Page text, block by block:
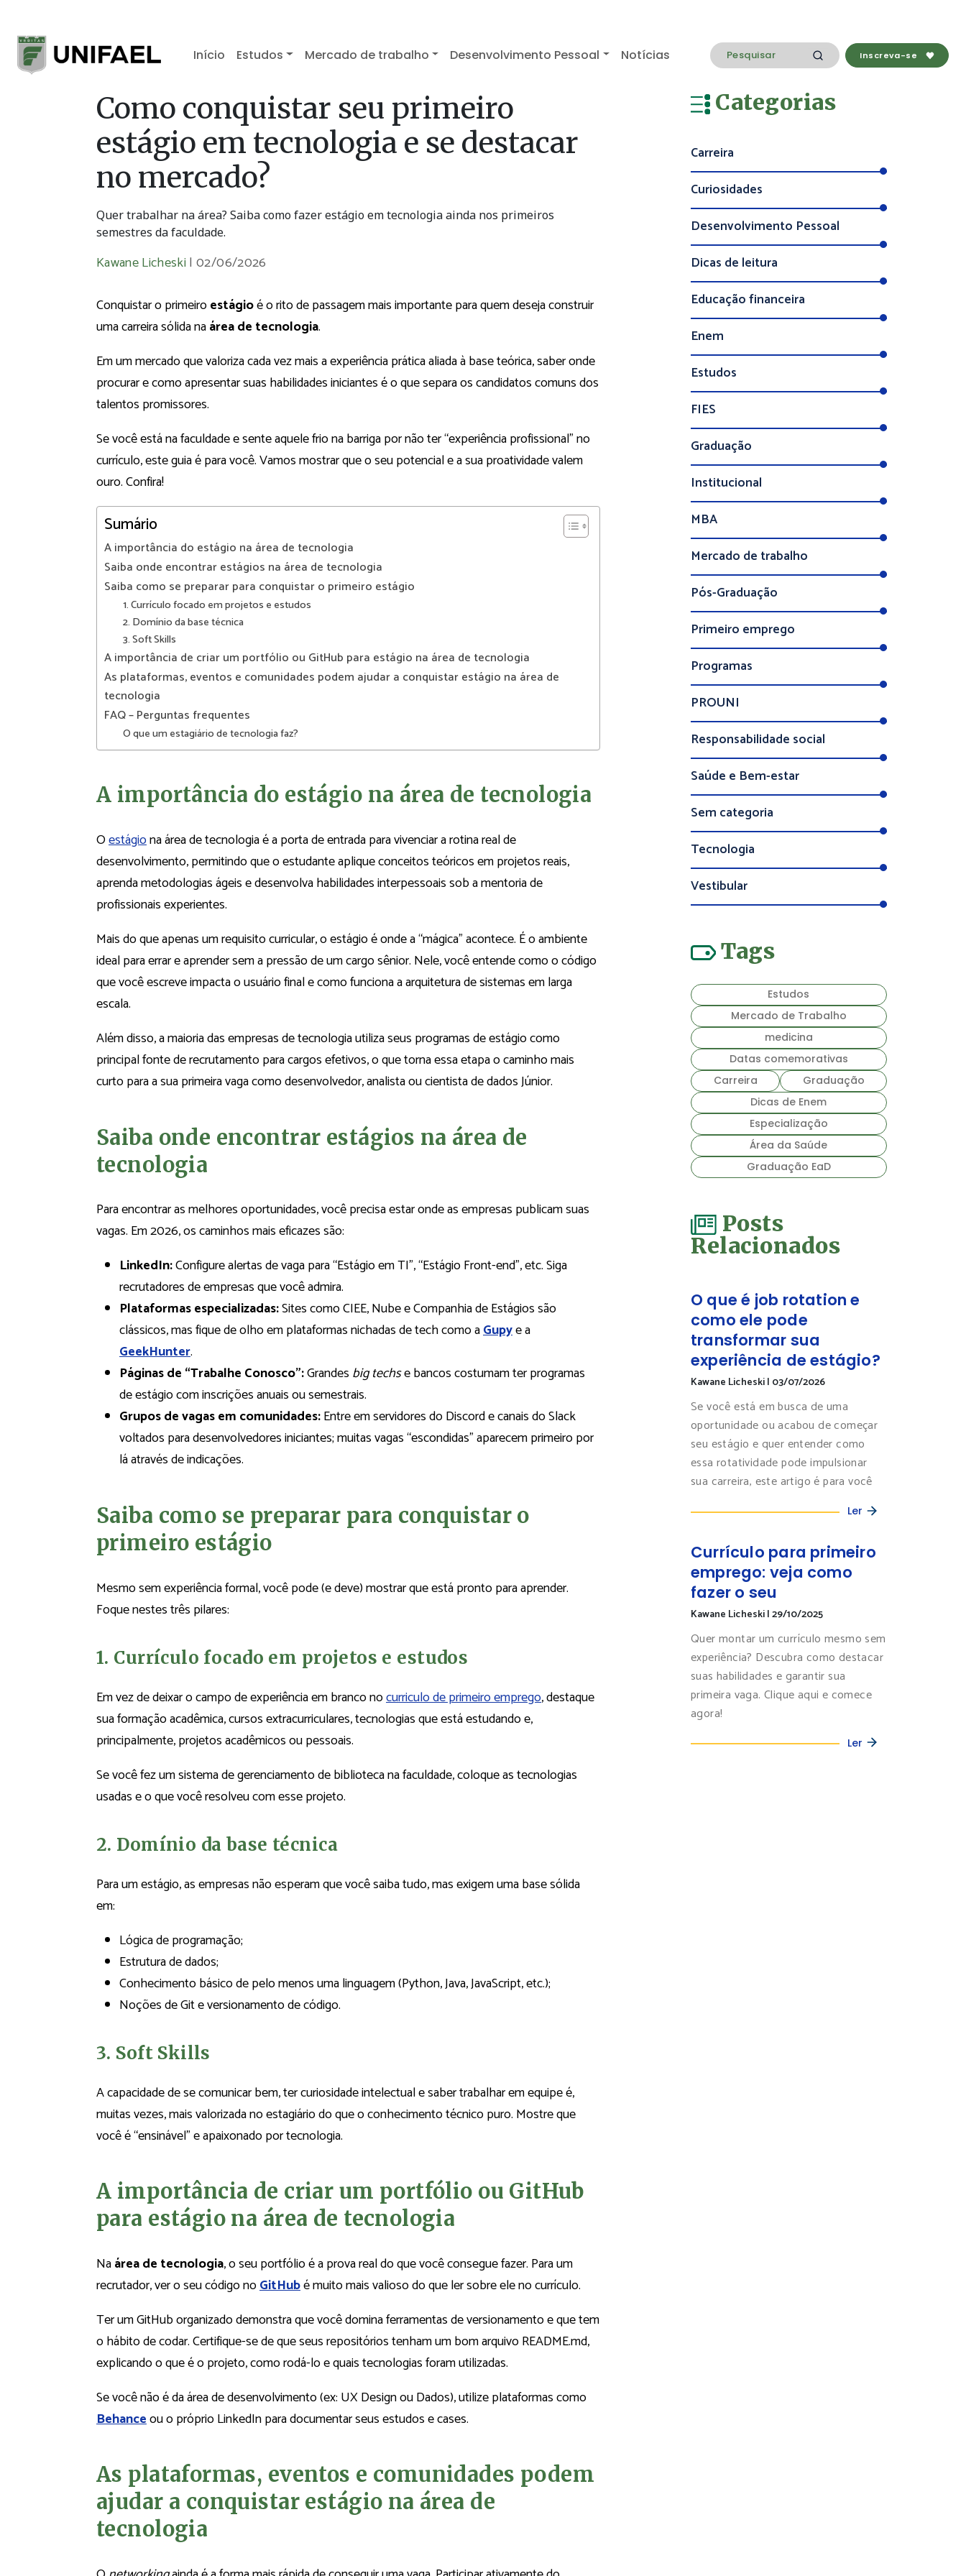
Início Estudos Mercado de trabalho Desenvolvimento Pessoal Notícias Inscreva-se
Como conquistar seu primeiro
estágio em tecnologia e se destacar
no mercado?
Quer trabalhar na área? Saiba como fazer estágio em tecnologia ainda nos primeiros
semestres da faculdade.
Kawane Licheski |02/06/2026
Conquistar o primeiroestágioé o rito de passagem mais importante para quem deseja construir
uma carreira sólida naárea de tecnologia.
Em um mercado que valoriza cada vez mais a experiência prática aliada à base teórica, saber onde
procurar e como apresentar suas habilidades iniciantes é o que separa os candidatos comuns dos
talentos promissores.
Se você está na faculdade e sente aquele frio na barriga por não ter “experiência profissional” no
currículo, este guia é para você. Vamos mostrar que o seu potencial e a sua proatividade valem
ouro. Confira!
Sumário
A importância do estágio na área de tecnologia
Saiba onde encontrar estágios na área de tecnologia
Saiba como se preparar para conquistar o primeiro estágio
1. Currículo focado em projetos e estudos
2. Domínio da base técnica
3. Soft Skills
A importância de criar um portfólio ou GitHub para estágio na área de tecnologia
As plataformas, eventos e comunidades podem ajudar a conquistar estágio na área de
tecnologia
FAQ – Perguntas frequentes
O que um estagiário de tecnologia faz?
A importância do estágio na área de tecnologia
Oestágiona área de tecnologia é a porta de entrada para vivenciar a rotina real de
desenvolvimento, permitindo que o estudante aplique conceitos teóricos em projetos reais,
aprenda metodologias ágeis e desenvolva habilidades interpessoais sob a mentoria de
profissionais experientes.
Mais do que apenas um requisito curricular, o estágio é onde a “mágica” acontece. É o ambiente
ideal para errar e aprender sem a pressão de um cargo sênior. Nele, você entende como o código
que você escreve impacta o usuário final e como funciona a arquitetura de sistemas em larga
escala.
Além disso, a maioria das empresas de tecnologia utiliza seus programas de estágio como
principal fonte de recrutamento para cargos efetivos, o que torna essa etapa o caminho mais
curto para a sua primeira vaga como desenvolvedor, analista ou cientista de dados Júnior.
Saiba onde encontrar estágios na área de
tecnologia
Para encontrar as melhores oportunidades, você precisa estar onde as empresas publicam suas
vagas. Em 2026, os caminhos mais eficazes são:
LinkedIn:Configure alertas de vaga para “Estágio em TI”, “Estágio Front-end”, etc. Siga
recrutadores de empresas que você admira.
Plataformas especializadas:Sites como CIEE, Nube e Companhia de Estágios são
clássicos, mas fique de olho em plataformas nichadas de tech como aGupye a
GeekHunter.
Páginas de “Trabalhe Conosco”:Grandes big techse bancos costumam ter programas
de estágio com inscrições anuais ou semestrais.
Grupos de vagas em comunidades:Entre em servidores do Discord e canais do Slack
voltados para desenvolvedores iniciantes; muitas vagas “escondidas” aparecem primeiro por
lá através de indicações.
Saiba como se preparar para conquistar o
primeiro estágio
Mesmo sem experiência formal, você pode (e deve) mostrar que está pronto para aprender.
Foque nestes três pilares:
1. Currículo focado em projetos e estudos
Em vez de deixar o campo de experiência em branco nocurriculo de primeiro emprego, destaque
sua formação acadêmica, cursos extracurriculares, tecnologias que está estudando e,
principalmente, projetos acadêmicos ou pessoais.
Se você fez um sistema de gerenciamento de biblioteca na faculdade, coloque as tecnologias
usadas e o que você resolveu com esse projeto.
2. Domínio da base técnica
Para um estágio, as empresas não esperam que você saiba tudo, mas exigem uma base sólida
em:
Lógica de programação;
Estrutura de dados;
Conhecimento básico de pelo menos uma linguagem (Python, Java, JavaScript, etc.);
Noções de Git e versionamento de código.
3. Soft Skills
A capacidade de se comunicar bem, ter curiosidade intelectual e saber trabalhar em equipe é,
muitas vezes, mais valorizada no estagiário do que o conhecimento técnico puro. Mostre que
você é “ensinável” e apaixonado por tecnologia.
A importância de criar um portfólio ou GitHub
para estágio na área de tecnologia
Naárea de tecnologia, o seu portfólio é a prova real do que você consegue fazer. Para um
recrutador, ver o seu código noGitHubé muito mais valioso do que ler sobre ele no currículo.
Ter um GitHub organizado demonstra que você domina ferramentas de versionamento e que tem
o hábito de codar. Certifique-se de que seus repositórios tenham um bom arquivo README.md,
explicando o que é o projeto, como rodá-lo e quais tecnologias foram utilizadas.
Se você não é da área de desenvolvimento (ex: UX Design ou Dados), utilize plataformas como
Behanceou o próprio LinkedIn para documentar seus estudos e cases.
As plataformas, eventos e comunidades podem
ajudar a conquistar estágio na área de
tecnologia
Categorias
Carreira
Curiosidades
Desenvolvimento Pessoal
Dicas de leitura
Educação financeira
Enem
Estudos
FIES
Graduação
Institucional
MBA
Mercado de trabalho
Pós-Graduação
Primeiro emprego
Programas
PROUNI
Responsabilidade social
Saúde e Bem-estar
Sem categoria
Tecnologia
Vestibular
Tags
Estudos
Mercado de Trabalho
medicina
Datas comemorativas
Carreira
Graduação
Dicas de Enem
Especialização
Área da Saúde
Graduação EaD
Posts
Relacionados
O que é job rotation e
como ele pode
transformar sua
experiência de estágio?
Kawane Licheski| 03/07/2026
Se você está em busca de uma
oportunidade ou acabou de começar
seu estágio e quer entender como
essa rotatividade pode impulsionar
sua carreira, este artigo é para você
Ler
Currículo para primeiro
emprego: veja como
fazer o seu
Kawane Licheski|29/10/2025
Quer montar um currículo mesmo sem
experiência? Descubra como destacar
suas habilidades e garantir sua
primeira vaga. Clique aqui e comece
agora!
Ler